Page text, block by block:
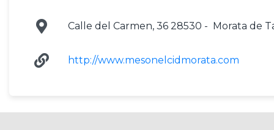
Calle del Carmen, 36 28530 - Morata de
http://www.mesonelcidmorata.com